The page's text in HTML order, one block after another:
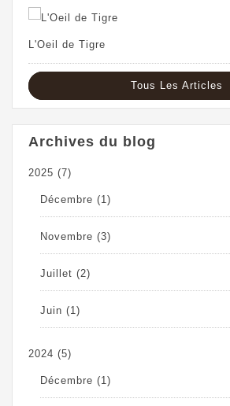
L'Oeil de Tigre
Tous Les Articles
Archives du blog
2025 (7)
Décembre (1)
Novembre (3)
Juillet (2)
Juin (1)
2024 (5)
Décembre (1)